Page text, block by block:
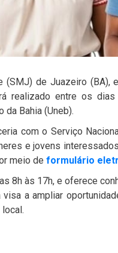
(SMJ) de Juazeiro (BA),
realizado entre os
da Bahia (Uneb).
com o Serviço
e jovens
meio de formulário
8h às 17h, e oferece
a ampliar